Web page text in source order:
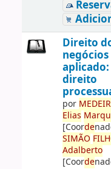
Direito
negócios
direito
por MEDE
Elias
[Coorde
SIMÃO
Adalberto
[Coorde